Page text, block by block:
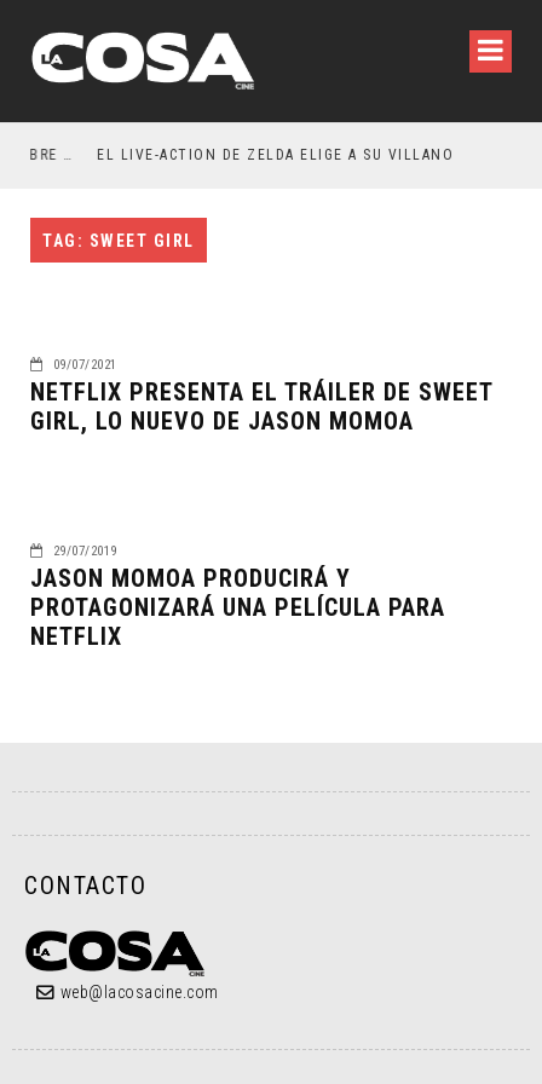
RESEÑA LA INVITACIÓN: OLIVIA WILDE REFLEXIONA SOBRE LA VIDA CONYUGAL EL LIVE-ACTION DE ZELDA ELIGE A SU VILLANO
TAG: SWEET GIRL
09/07/2021
NETFLIX PRESENTA EL TRÁILER DE SWEET
GIRL, LO NUEVO DE JASON MOMOA
29/07/2019
JASON MOMOA PRODUCIRÁ Y
PROTAGONIZARÁ UNA PELÍCULA PARA
NETFLIX
CONTACTO
web@lacosacine.com